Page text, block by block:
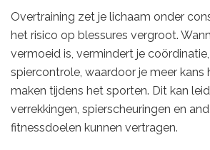
Overtraining zet je lichaam onder
het risico op blessures vergroot.
vermoeid is, vermindert je
spiercontrole, waardoor je meer
maken tijdens het sporten. Dit kan
verrekkingen, spierscheuringen en
fitnessdoelen kunnen vertragen.